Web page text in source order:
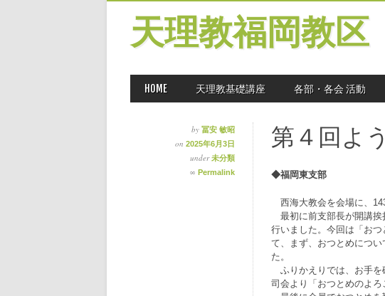
天理教福岡教区
MAIN MENU
HOME 天理教基礎講座 各部・各会 活動
by 冨安 敏昭
on 2025年6月3日
under未分類
∞ Permalink
第４回よ
◆福岡東支部
西海大教会を会場に、
最初に前支部長が開講挨
行いました。今回は「お
て、まず、おつとめにつ
た。
ふりかえりでは、お手を
司会より「おつとめのよろ